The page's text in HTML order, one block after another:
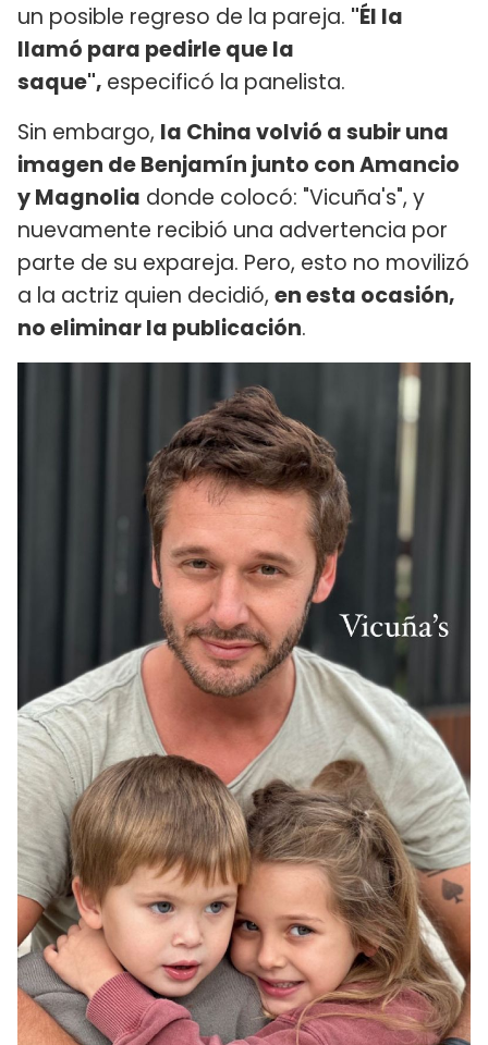
un posible regreso de la pareja. "Él la
llamó para pedirle que la
saque", especificó la panelista.
Sin embargo, la China volvió a subir una
imagen de Benjamín junto con Amancio
y Magnolia donde colocó: "Vicuña's", y
nuevamente recibió una advertencia por
parte de su expareja. Pero, esto no movilizó
a la actriz quien decidió, en esta ocasión,
no eliminar la publicación.